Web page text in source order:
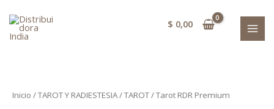
contenido
$ 0,00
Inicio /TAROT Y RADIESTESIA/TAROT/ Tarot RDR Premium
RDR